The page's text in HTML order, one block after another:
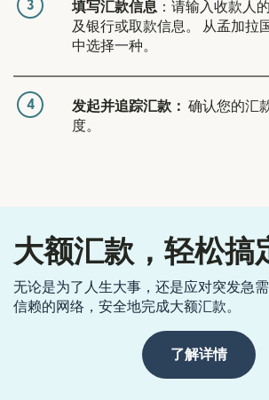
3 填写汇款信息 ：请输入收款人
及银行或取款信息。 从孟加拉
中选择一种。
4 发起并追踪汇款： 确认您的汇
度。
大额汇款，轻松搞
无论是为了人生大事，还是应对突发急
信赖的网络，安全地完成大额汇款。
了解详情